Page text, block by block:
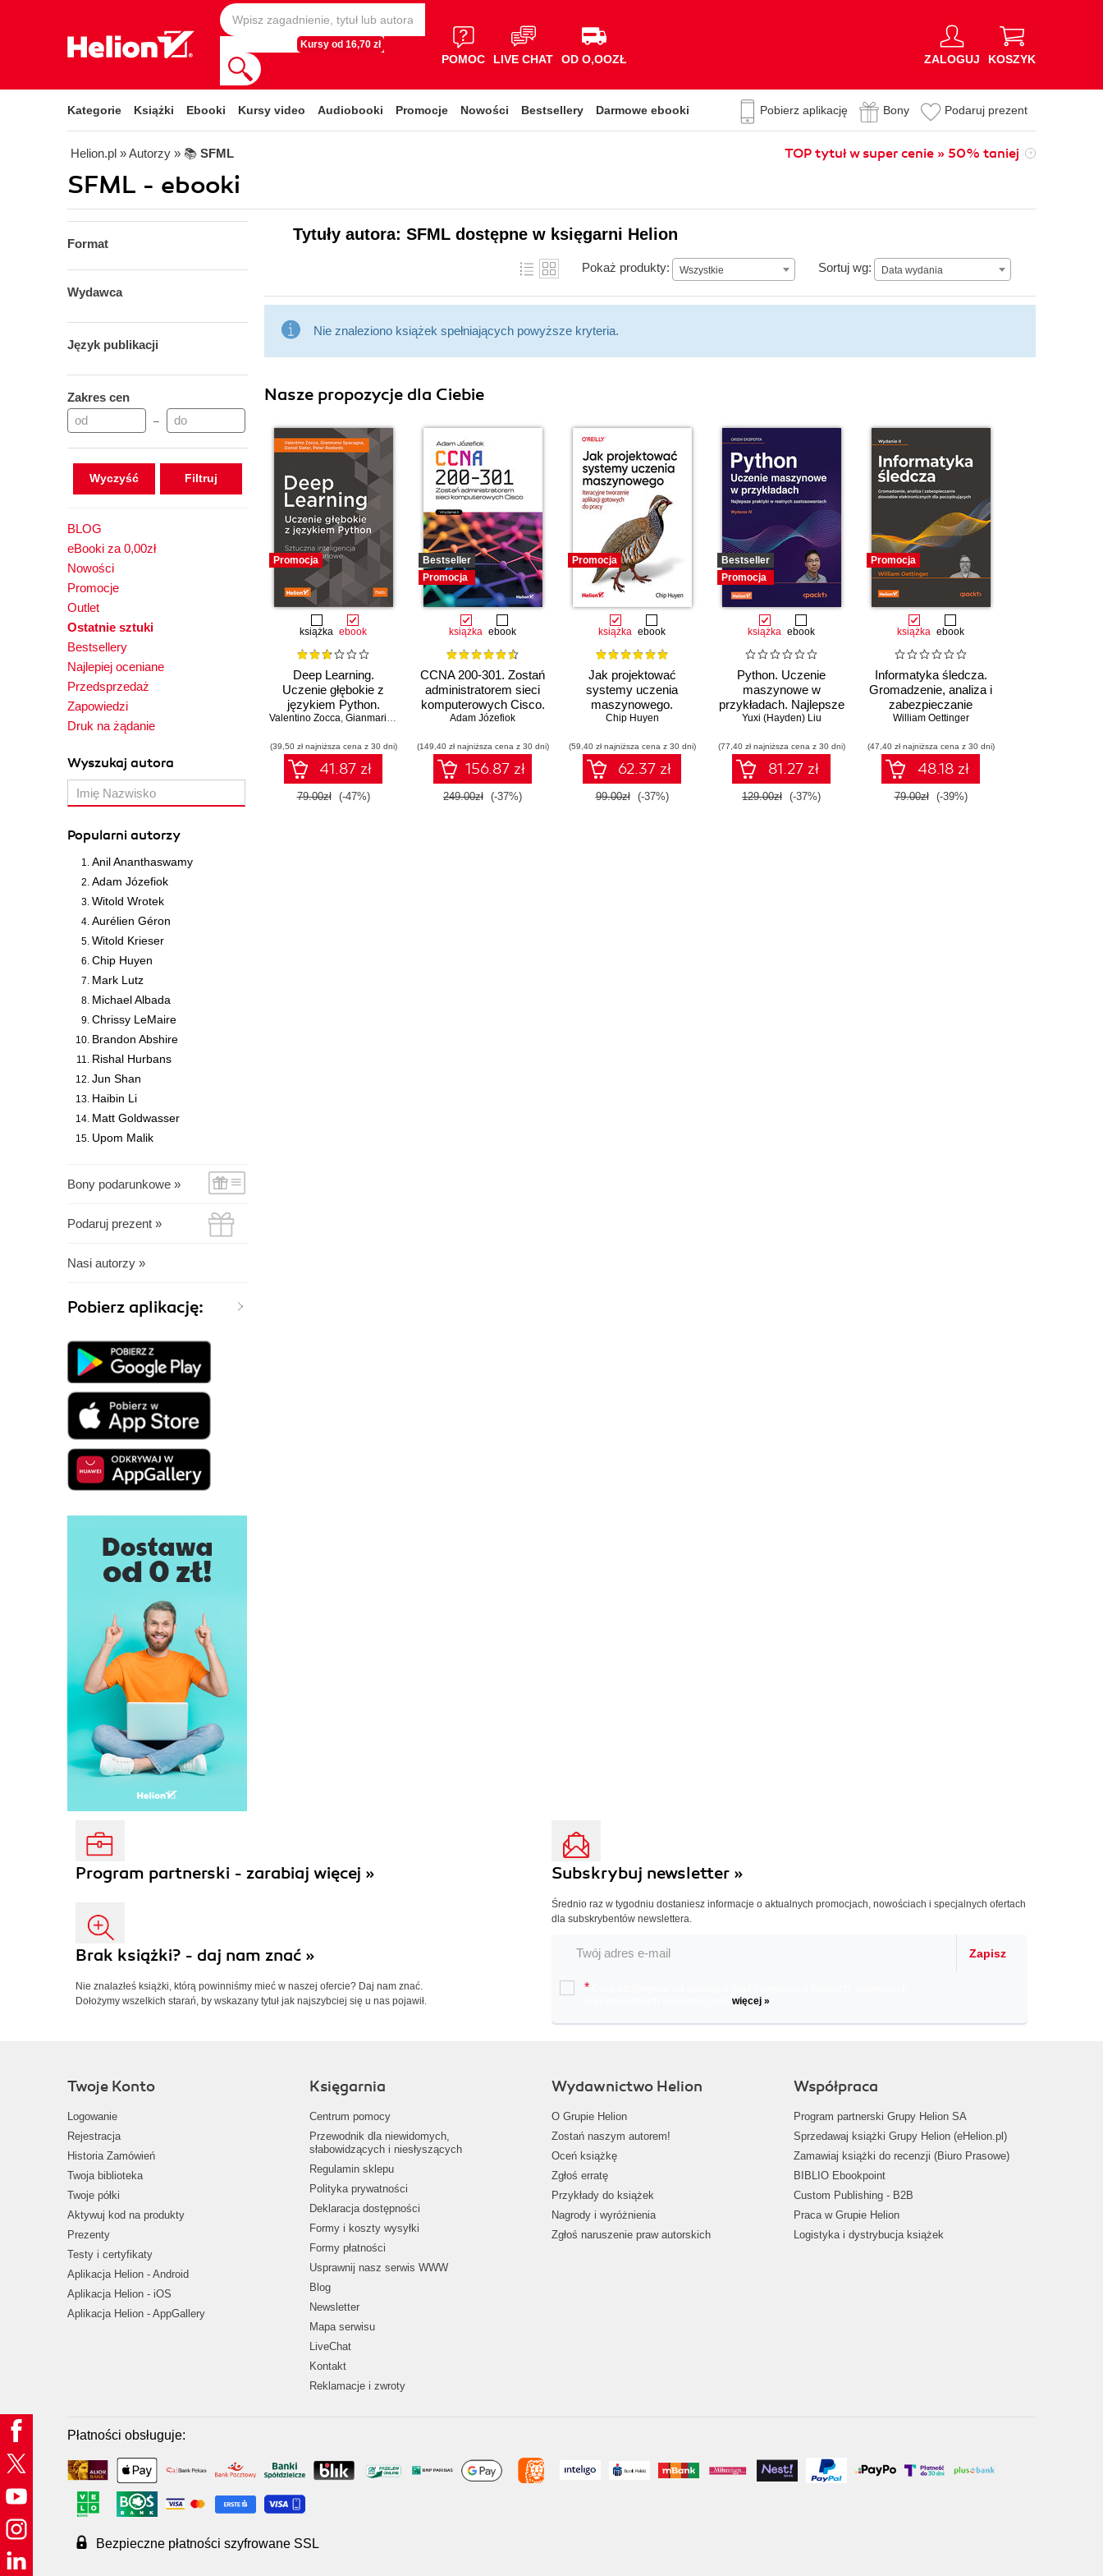
Kursy od 16,70 zł
POMOC LIVE CHAT OD O,OOZŁ ZALOGUJ KOSZYK
Kategorie Książki Ebooki Kursy video Audiobooki Promocje Nowości Bestsellery Darmowe ebooki Pobierz aplikację Bony Podaruj prezent
Helion.pl » Autorzy » 📚 SFML TOP tytuł w super cenie » 50% taniej
SFML - ebooki
Format
Wydawca
Język publikacji
Zakres cen
–
Wyczyść
BLOG
eBooki za 0,00zł
Nowości
Promocje
Outlet
Ostatnie sztuki
Bestsellery
Najlepiej oceniane
Przedsprzedaż
Zapowiedzi
Druk na żądanie
Wyszukaj autora
Popularni autorzy
Anil Ananthaswamy
Adam Józefiok
Witold Wrotek
Aurélien Géron
Witold Krieser
Chip Huyen
Mark Lutz
Michael Albada
Chrissy LeMaire
Brandon Abshire
Rishal Hurbans
Jun Shan
Haibin Li
Matt Goldwasser
Upom Malik
Bony podarunkowe »
Podaruj prezent »
Nasi autorzy »
Pobierz aplikację:
Tytuły autora: SFML dostępne w księgarni Helion
Pokaż produkty: Wszystkie Sortuj wg: Data wydania
Data wydania
Nie znaleziono książek spełniających powyższe kryteria.
Nasze propozycje dla Ciebie
Promocja
książka ebook
Deep Learning.
Uczenie głębokie z
językiem Python.
Sztuczna inteligencja i
Valentino Zocca, Gianmario Spacagna Daniel Slater,Peter Roelants
(39,50 zł najniższa cena z 30 dni)
41.87 zł
79.00zł (-47%)
Bestseller
Promocja
książka ebook
CCNA 200-301. Zostań
administratorem sieci
komputerowych Cisco.
Wydanie II
Adam Józefiok
(149,40 zł najniższa cena z 30 dni)
156.87 zł
249.00zł (-37%)
Promocja
książka ebook
Jak projektować
systemy uczenia
maszynowego.
Iteracyjne tworzenie
pracy
Chip Huyen
(59,40 zł najniższa cena z 30 dni)
62.37 zł
99.00zł (-37%)
Bestseller
Promocja
książka ebook
Python. Uczenie
maszynowe w
przykładach. Najlepsze
praktyki w realnych
Wydanie IV
Yuxi (Hayden) Liu
(77,40 zł najniższa cena z 30 dni)
81.27 zł
129.00zł (-37%)
Promocja
książka ebook
Informatyka śledcza.
Gromadzenie, analiza i
zabezpieczanie
dowodów
początkujących.
Wydanie II
William Oettinger
(47,40 zł najniższa cena z 30 dni)
48.18 zł
79.00zł (-39%)
Program partnerski - zarabiaj więcej »
Brak książki? - daj nam znać »
Nie znalazłeś książki, którą powinniśmy mieć w naszej ofercie? Daj nam znać.
Dołożymy wszelkich starań, by wskazany tytuł jak najszybciej się u nas pojawił.
Subskrybuj newsletter »
Średnio raz w tygodniu dostaniesz informacje o aktualnych promocjach, nowościach i specjalnych ofertach
dla subskrybentów newslettera.
Zapisz
*
więcej »
Twoje Konto
Logowanie
Rejestracja
Historia Zamówień
Twoja biblioteka
Twoje półki
Aktywuj kod na produkty
Prezenty
Testy i certyfikaty
Aplikacja Helion - Android
Aplikacja Helion - iOS
Aplikacja Helion - AppGallery
Księgarnia
Centrum pomocy
Przewodnik dla niewidomych,
słabowidzących i niesłyszących
Regulamin sklepu
Polityka prywatności
Deklaracja dostępności
Formy i koszty wysyłki
Formy płatności
Usprawnij nasz serwis WWW
Blog
Newsletter
Mapa serwisu
LiveChat
Kontakt
Reklamacje i zwroty
Wydawnictwo Helion
O Grupie Helion
Zostań naszym autorem!
Oceń książkę
Zgłoś erratę
Przykłady do książek
Nagrody i wyróżnienia
Zgłoś naruszenie praw autorskich
Współpraca
Program partnerski Grupy Helion SA
Sprzedawaj książki Grupy Helion (eHelion.pl)
Zamawiaj książki do recenzji (Biuro Prasowe)
BIBLIO Ebookpoint
Custom Publishing - B2B
Praca w Grupie Helion
Logistyka i dystrybucja książek
Płatności obsługuje:
Bezpieczne płatności szyfrowane SSL